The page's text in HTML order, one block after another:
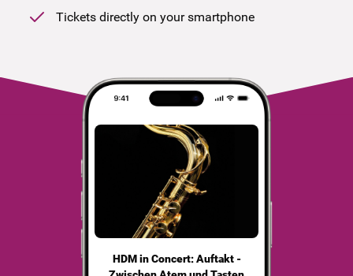
Tickets directly on your smartphone
HDM in Concert: Auftakt -